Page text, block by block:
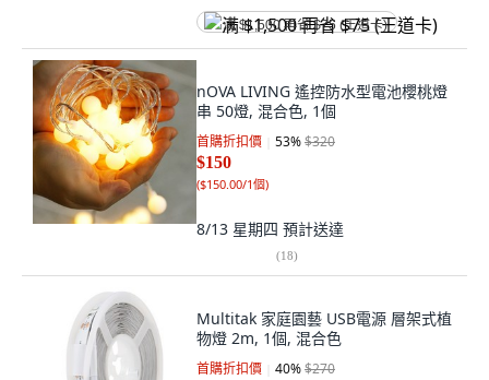
满 $1,500 再省 $75 (王道卡)
nOVA LIVING 遙控防水型電池櫻桃燈
串 50燈, 混合色, 1個
首購折扣價 53%$320
$150
($150.00/1個)
8/13 星期四 預計送達
(18)
Multitak 家庭園藝 USB電源 層架式植
物燈 2m, 1個, 混合色
首購折扣價 40%$270